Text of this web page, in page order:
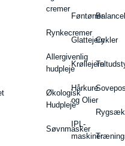
cremer
Rynkecremer
Allergivenlig
hudpleje
Økologisk
Hudpleje
Søvnmasker
Føntørrer
Glattejern
Krøllejern
Hårkure
og Olier
IPL-
maskiner
Cykler